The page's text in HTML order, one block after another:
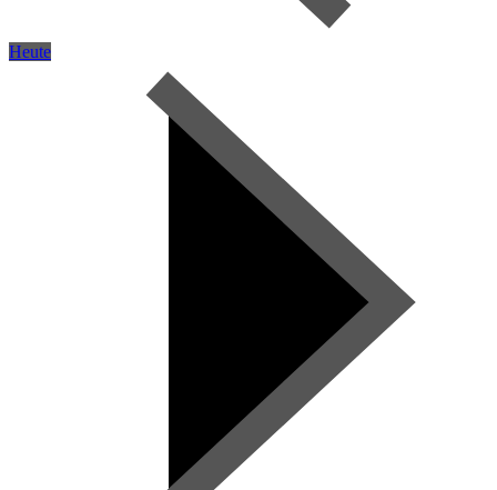
Heute